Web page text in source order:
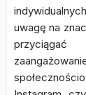
uwagę na